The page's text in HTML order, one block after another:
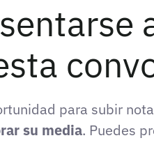
para subir
su media. Puedes